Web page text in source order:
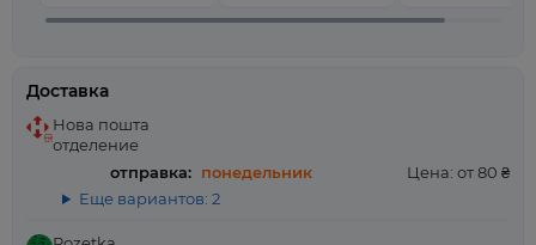
Доставка
Нова пошта
отделение
отправка: понедельник
Цена: от 80 ₴
Еще вариантов: 2